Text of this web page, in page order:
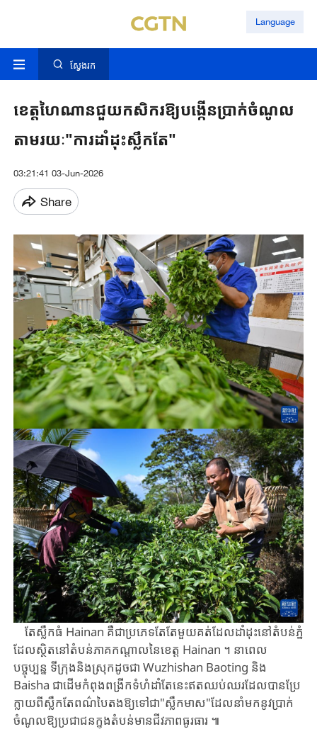
Language
ស្វែងរក
ខេត្តហៃណានជួយកសិករឱ្យបង្កើនប្រាក់ចំណូល
តាមរយៈ"ការដាំដុះស្លឹកតែ"
03:21:41 03-Jun-2026
Share
តែស្លឹកធំ ​Hainan ​គឺជាប្រភេទតែតែមួយគត់ដែលដាំដុះ​នៅតំបន់ភ្នំ​
ដែល​ស្ថិតនៅតំបន់​ភាគ​កណ្តាល​នៃខេត្ត ​Hainan ​។ ​នាពេល
បច្ចុប្បន្ន ​ទីក្រុងនិងស្រុកដូចជា ​Wuzhishan ​Baoting ​និង ​
Baisha ​ជាដើម​កំពុងពង្រីកទំហំដាំតែនេះឥតឈប់ឈរ​ដែលបាន​ប្រែ
ក្លាយពី​ស្លឹក​តែ​ពណ៌បៃតង​ឱ្យទៅជា​"ស្លឹកមាស"​ដែល​នាំមក​នូវ​ប្រាក់
ចំណូល​ឱ្យប្រជាជនក្នុងតំបន់​មាន​ជីវភាពធូរធារ ​៕